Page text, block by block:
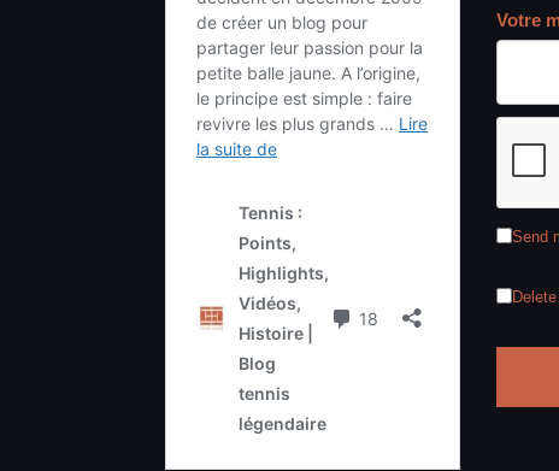
Votre
Send